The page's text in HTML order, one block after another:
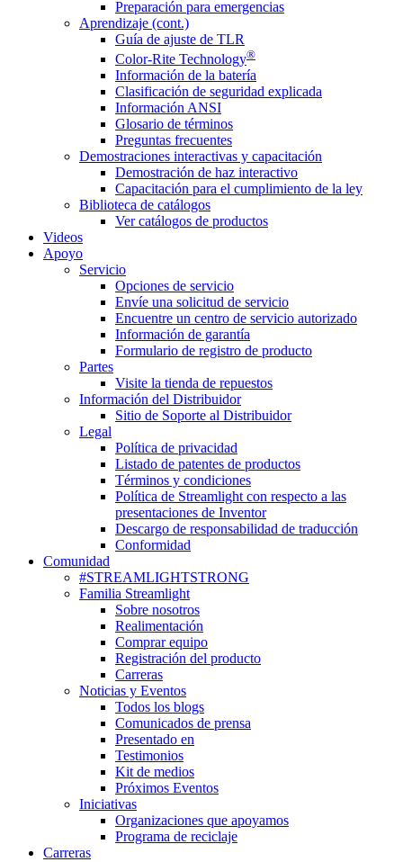
Preparación para emergencias
Aprendizaje (cont.)
Guía de ajuste de TLR
Color-Rite Technology®
Información de la batería
Clasificación de seguridad explicada
Información ANSI
Glosario de términos
Preguntas frecuentes
Demostraciones interactivas y capacitación
Demostración de haz interactivo
Capacitación para el cumplimiento de la ley
Biblioteca de catálogos
Ver catálogos de productos
Videos
Apoyo
Servicio
Opciones de servicio
Envíe una solicitud de servicio
Encuentre un centro de servicio autorizado
Información de garantía
Formulario de registro de producto
Partes
Visite la tienda de repuestos
Información del Distribuidor
Sitio de Soporte al Distribuidor
Legal
Política de privacidad
Listado de patentes de productos
Términos y condiciones
Política de Streamlight con respecto a las
presentaciones de Inventor
Descargo de responsabilidad de traducción
Conformidad
Comunidad
#STREAMLIGHTSTRONG
Familia Streamlight
Sobre nosotros
Realimentación
Comprar equipo
Registración del producto
Carreras
Noticias y Eventos
Todos los blogs
Comunicados de prensa
Presentado en
Testimonios
Kit de medios
Próximos Eventos
Iniciativas
Organizaciones que apoyamos
Programa de reciclaje
Carreras